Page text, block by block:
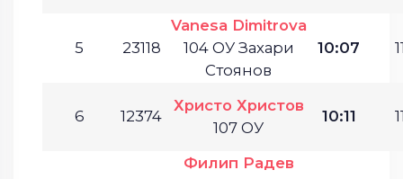
5 23118
Vanesa Dimitrova
104 ОУ Захари
Стоянов
10:07
6 12374
Христо Христов
107 ОУ
10:11
Филип Радев